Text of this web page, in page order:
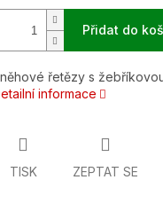
Přidat do
řetězy s
informace
TISK ZEPTAT SE